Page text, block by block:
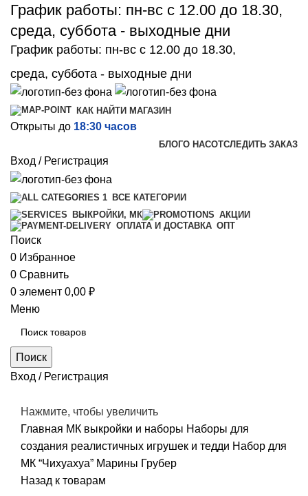
График работы: пн-вс с 12.00 до 18.30,
среда, суббота - выходные дни
График работы: пн-вс с 12.00 до 18.30,
среда, суббота - выходные дни
КАК НАЙТИ МАГАЗИН
Открыты до 18:30 часов
БЛОГО НАСОТСЛЕДИТЬ ЗАКАЗ
Вход / Регистрация
ВСЕ КАТЕГОРИИ
ВЫКРОЙКИ, МК
АКЦИИ
ОПЛАТА И ДОСТАВКА ОПТ
Поиск
0 Избранное
0 Сравнить
0 элемент 0,00 ₽
Меню
Поиск
Вход / Регистрация
Нажмите, чтобы увеличить
Главная МК выкройки и наборы Наборы для
создания реалистичных игрушек и тедди Набор для
МК “Чихуахуа” Марины Грубер
Назад к товарам